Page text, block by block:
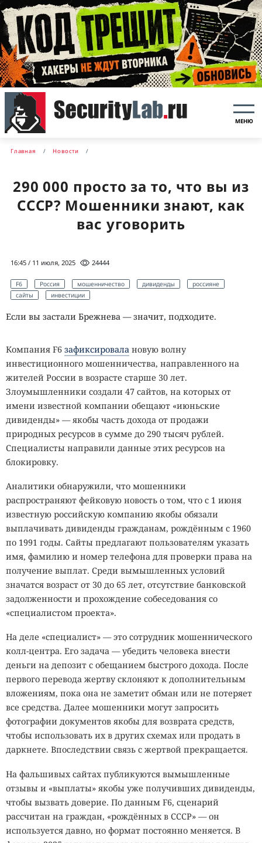
МЕНЮ
Главная Новости
290 000 просто за то, что вы из
СССР? Мошенники знают, как
вас уговорить
16:45 / 11 июля, 2025 24444
F6 Россия мошенничество дивиденды
россияне
сайты
инвестиции
Если вы застали Брежнева — значит, подходите.
Компания F6 зафиксировала новую волну
инвестиционного мошенничества, направленного на
жителей России в возрасте старше 30 лет.
Злоумышленники создали 47 сайтов, на которых от
имени известной компании обещают «июньские
дивиденды» — якобы часть дохода от продажи
природных ресурсов в сумме до 290 тысяч рублей.
Специалисты направили данные этих ресурсов на
блокировку.
Аналитики обнаружили, что мошенники
распространяют фейковую новость о том, что с 1 июня
известную российскую компанию якобы обязали
выплачивать дивиденды гражданам, рождённым с 1960
по 1991 годы. Сайты предлагают пользователям указать
имя, фамилию и номер телефона для проверки права на
получение выплат. Среди вымышленных условий
значатся возраст от 30 до 65 лет, отсутствие банковской
задолженности и прохождение собеседования со
«специалистом проекта».
На деле «специалист» — это сотрудник мошеннического
колл-центра. Его задача — убедить человека внести
деньги на депозит с обещанием быстрого дохода. После
первого перевода жертву склоняют к дополнительным
вложениям, пока она не заметит обман или не потеряет
все средства. Далее мошенники могут запросить
фотографии документов якобы для возврата средств,
чтобы использовать их в других схемах или продать в
даркнете. Впоследствии связь с жертвой прекращается.
На фальшивых сайтах публикуются вымышленные
отзывы и «выплаты» якобы уже получивших дивиденды,
чтобы вызвать доверие. По данным F6, сценарий
рассчитан на граждан, «рождённых в СССР» — он
используется давно, но формат постоянно меняется. В